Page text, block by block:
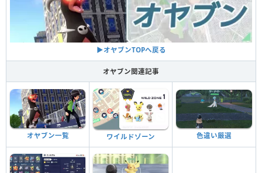
▶︎オヤブンTOPへ戻る
オヤブン関連記事
オヤブン一覧 ワイルドゾーン 色違い厳選